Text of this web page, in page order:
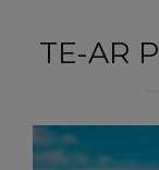
TE-AR